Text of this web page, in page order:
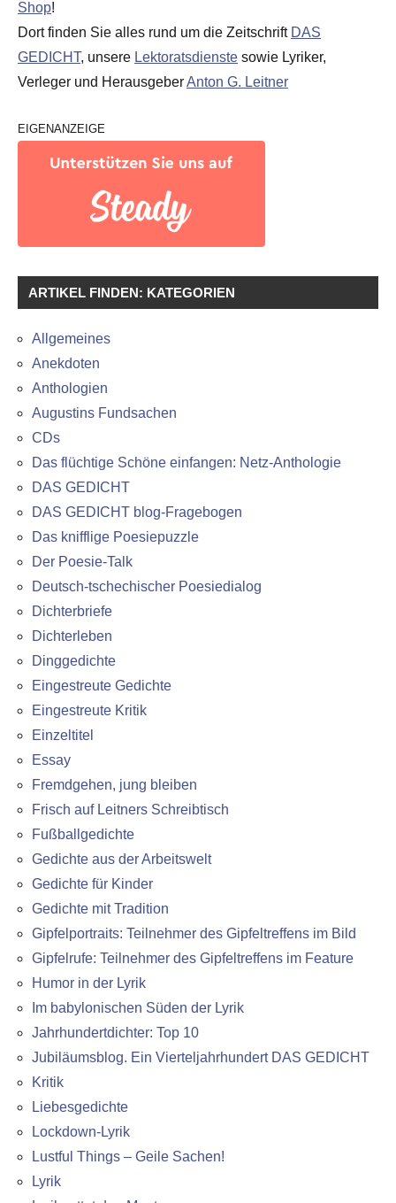
Shop!
Dort finden Sie alles rund um die Zeitschrift DAS
GEDICHT, unsere Lektoratsdienste sowie Lyriker,
Verleger und HerausgeberAnton G. Leitner
EIGENANZEIGE
ARTIKEL FINDEN: KATEGORIEN
Allgemeines
Anekdoten
Anthologien
Augustins Fundsachen
CDs
Das flüchtige Schöne einfangen: Netz-Anthologie
DAS GEDICHT
DAS GEDICHT blog-Fragebogen
Das knifflige Poesiepuzzle
Der Poesie-Talk
Deutsch-tschechischer Poesiedialog
Dichterbriefe
Dichterleben
Dinggedichte
Eingestreute Gedichte
Eingestreute Kritik
Einzeltitel
Essay
Fremdgehen, jung bleiben
Frisch auf Leitners Schreibtisch
Fußballgedichte
Gedichte aus der Arbeitswelt
Gedichte für Kinder
Gedichte mit Tradition
Gipfelportraits: Teilnehmer des Gipfeltreffens im Bild
Gipfelrufe: Teilnehmer des Gipfeltreffens im Feature
Humor in der Lyrik
Im babylonischen Süden der Lyrik
Jahrhundertdichter: Top 10
Jubiläumsblog. Ein Vierteljahrhundert DAS GEDICHT
Kritik
Liebesgedichte
Lockdown-Lyrik
Lustful Things – Geile Sachen!
Lyrik